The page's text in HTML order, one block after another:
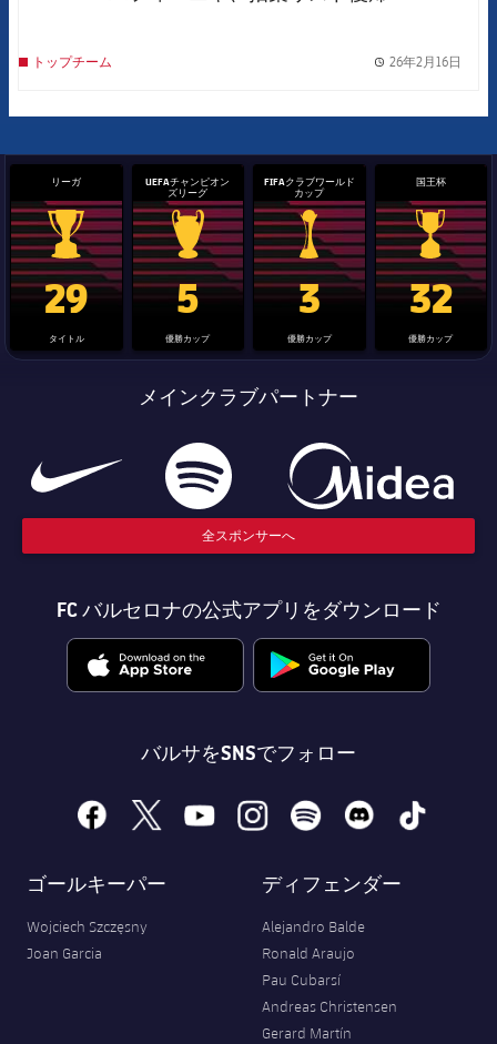
トップチーム 26年2月16日
リーガ
La Liga trophy
29
タイトル
UEFAチャンピオン
ズリーグ
Champions League trophy
5
優勝カップ
FIFAクラブワールド
カップ
label.aria.clubworldcup
3
優勝カップ
国王杯
国王杯
32
優勝カップ
メインクラブパートナー
全スポンサーへ
FC バルセロナの公式アプリをダウンロード
バルサをSNSでフォロー
facebook
x youtubeinstagramspotify discord tiktok
ゴールキーパー
Wojciech Szczęsny
Joan Garcia
ディフェンダー
Alejandro Balde
Ronald Araujo
Pau Cubarsí
Andreas Christensen
Gerard Martín